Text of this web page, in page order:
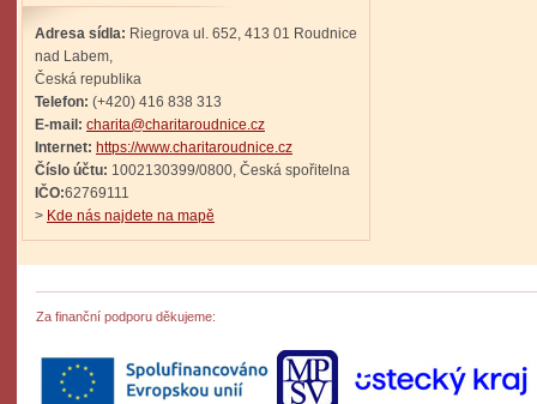
Adresa sídla: Riegrova ul. 652, 413 01 Roudnice
nad Labem,
Česká republika
Telefon: (+420) 416 838 313
E-mail: charita@charitaroudnice.cz
Internet: https://www.charitaroudnice.cz
Číslo účtu: 1002130399/0800, Česká spořitelna
IČO:62769111
> Kde nás najdete na mapě
Za finanční podporu děkujeme: